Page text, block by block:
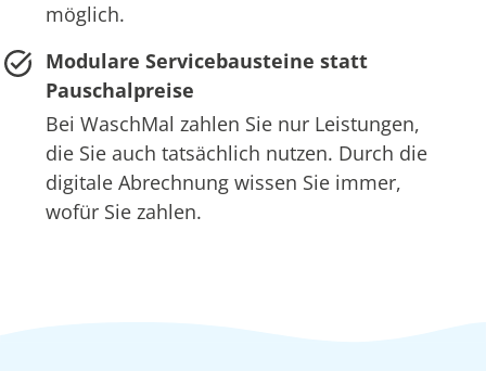
möglich.
Modulare Servicebausteine statt
Pauschalpreise
Bei WaschMal zahlen Sie nur Leistungen,
die Sie auch tatsächlich nutzen. Durch die
digitale Abrechnung wissen Sie immer,
wofür Sie zahlen.